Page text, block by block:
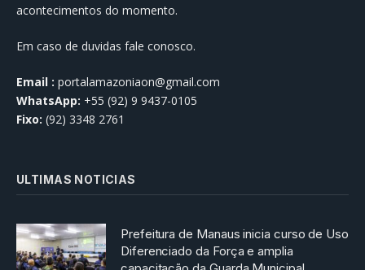
acontecimentos do momento.
Em caso de duvidas fale conosco.
Email : portalamazoniaon@gmail.com
WhatsApp: +55 (92) 9 9437-0105
Fixo: (92) 3348 2761
ULTIMAS NOTICIAS
Prefeitura de Manaus inicia curso de Uso
Diferenciado da Força e amplia